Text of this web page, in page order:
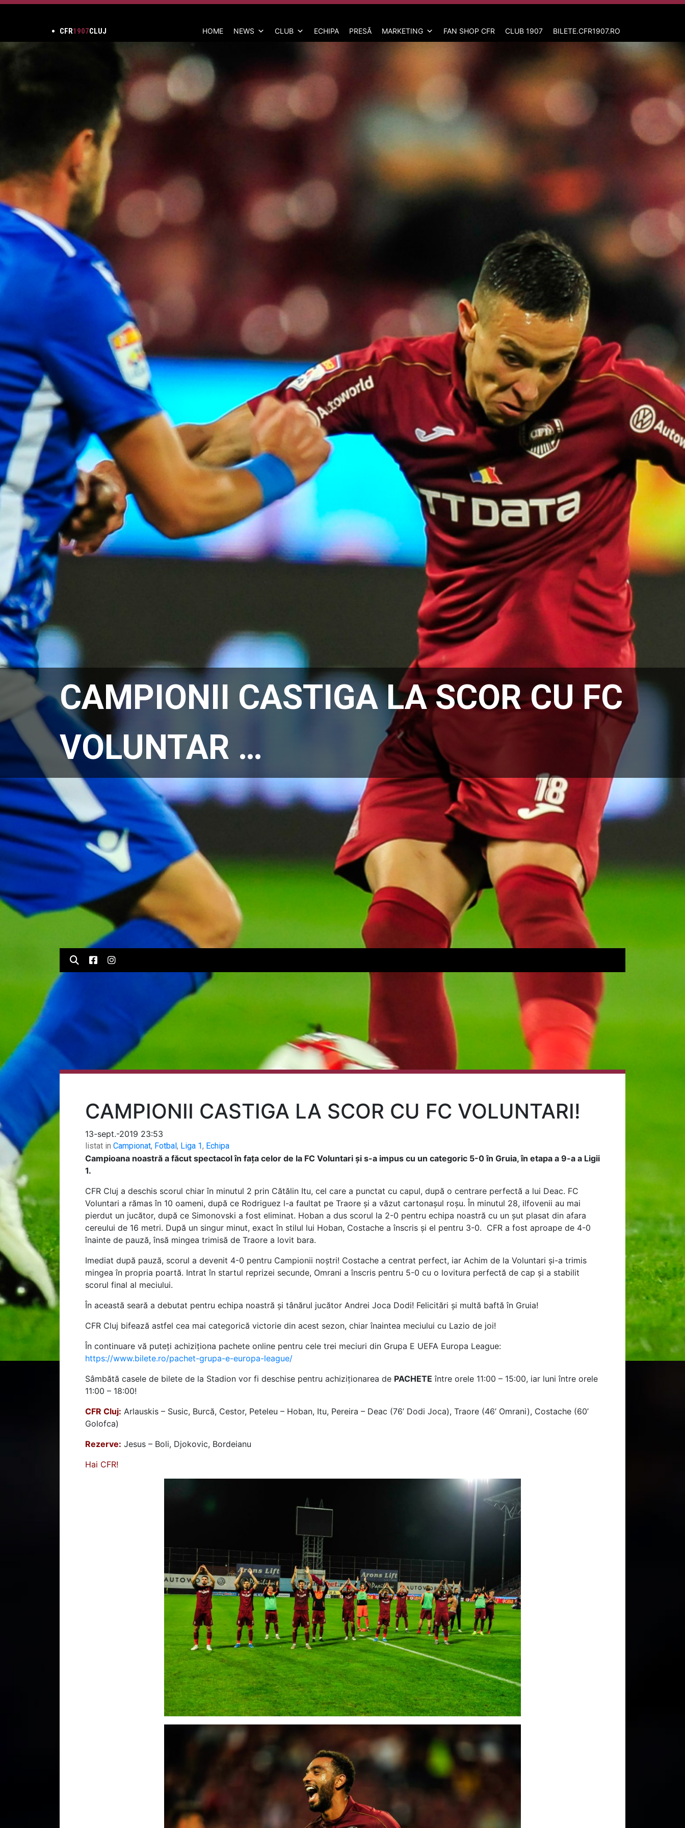
CFR1907CLUJ HOME NEWS CLUB ECHIPA PRESĂ MARKETING FAN SHOP CFR CLUB 1907 BILETE.CFR1907.RO
CAMPIONII CASTIGA LA SCOR CU FC
VOLUNTAR …
CAMPIONII CASTIGA LA SCOR CU FC VOLUNTARI!
13-sept.-2019 23:53
listat in Campionat, Fotbal, Liga 1, Echipa
Campioana noastră a făcut spectacol în fața celor de la FC Voluntari și s-a impus cu un categoric 5-0 în Gruia, în etapa a 9-a a Ligii
1.
CFR Cluj a deschis scorul chiar în minutul 2 prin Cătălin Itu, cel care a punctat cu capul, după o centrare perfectă a lui Deac. FC
Voluntari a rămas în 10 oameni, după ce Rodriguez l-a faultat pe Traore și a văzut cartonașul roșu. În minutul 28, ilfovenii au mai
pierdut un jucător, după ce Simonovski a fost eliminat. Hoban a dus scorul la 2-0 pentru echipa noastră cu un șut plasat din afara
cereului de 16 metri. După un singur minut, exact în stilul lui Hoban, Costache a înscris și el pentru 3-0. CFR a fost aproape de 4-0
înainte de pauză, însă mingea trimisă de Traore a lovit bara.
Imediat după pauză, scorul a devenit 4-0 pentru Campionii noștri! Costache a centrat perfect, iar Achim de la Voluntari și-a trimis
mingea în propria poartă. Intrat în startul reprizei secunde, Omrani a înscris pentru 5-0 cu o lovitura perfectă de cap și a stabilit
scorul final al meciului.
În această seară a debutat pentru echipa noastră și tânărul jucător Andrei Joca Dodi! Felicitări și multă baftă în Gruia!
CFR Cluj bifează astfel cea mai categorică victorie din acest sezon, chiar înaintea meciului cu Lazio de joi!
În continuare vă puteți achiziționa pachete online pentru cele trei meciuri din Grupa E UEFA Europa League:
https://www.bilete.ro/pachet-grupa-e-europa-league/
Sâmbătă casele de bilete de la Stadion vor fi deschise pentru achiziționarea de PACHETE între orele 11:00 – 15:00, iar luni între orele
11:00 – 18:00!
CFR Cluj: Arlauskis – Susic, Burcă, Cestor, Peteleu – Hoban, Itu, Pereira – Deac (76’ Dodi Joca), Traore (46’ Omrani), Costache (60’
Golofca)
Rezerve: Jesus – Boli, Djokovic, Bordeianu
Hai CFR!